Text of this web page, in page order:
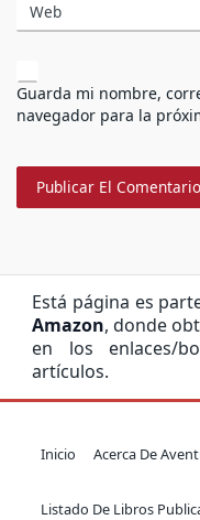
Web
Guarda mi nombre,
navegador para la
Está página es
Amazon, donde
en los enlaces/
artículos.
Inicio Acerca De
Listado De Libros